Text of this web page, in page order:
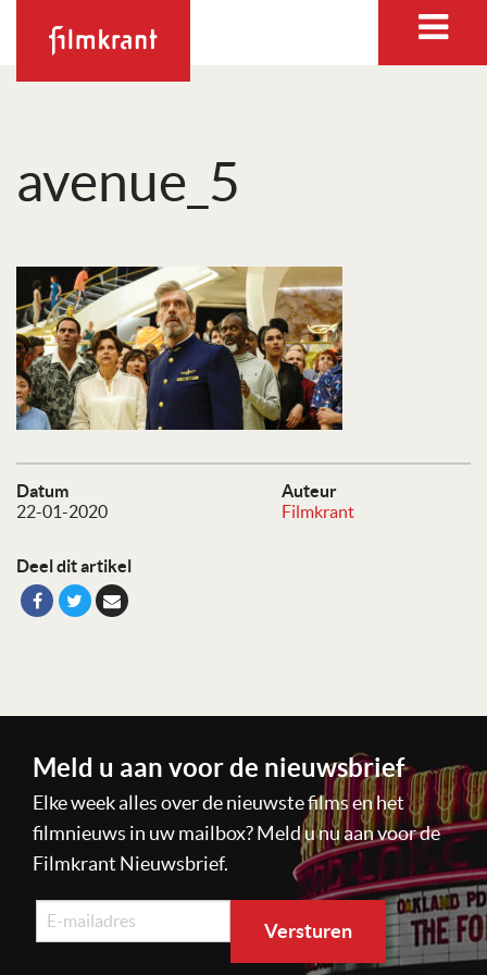
avenue_5
Datum
22-01-2020
Auteur
Filmkrant
Deel dit artikel
Meld u aan voor de nieuwsbrief
Elke week alles over de nieuwste films en het
filmnieuws in uw mailbox? Meld u nu aan voor de
Filmkrant Nieuwsbrief.